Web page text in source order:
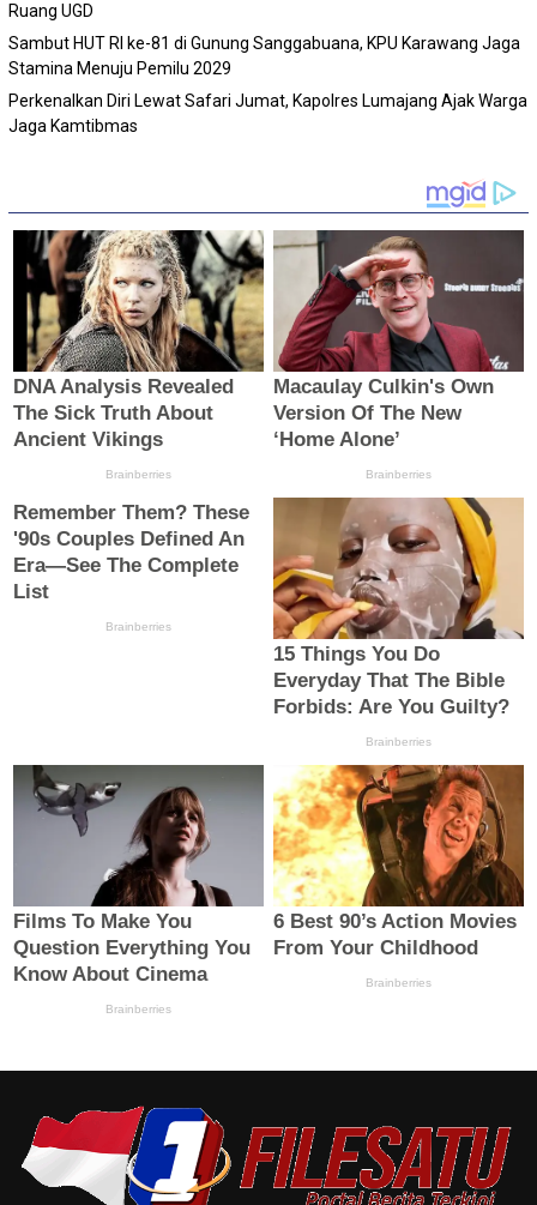
Ruang UGD
Sambut HUT RI ke-81 di Gunung Sanggabuana, KPU Karawang Jaga
Stamina Menuju Pemilu 2029
Perkenalkan Diri Lewat Safari Jumat, Kapolres Lumajang Ajak Warga
Jaga Kamtibmas